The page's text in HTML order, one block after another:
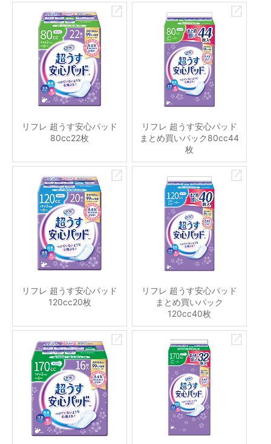
リフレ 超うす安心パッド
80cc22枚
リフレ 超うす安心パッド
まとめ買いパック80cc44
枚
リフレ 超うす安心パッド
120cc20枚
リフレ 超うす安心パッド
まとめ買いパック
120cc40枚